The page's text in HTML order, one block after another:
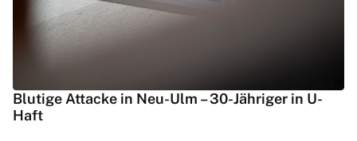
Blutige Attacke in Neu-Ulm – 30-Jähriger in U-
Haft